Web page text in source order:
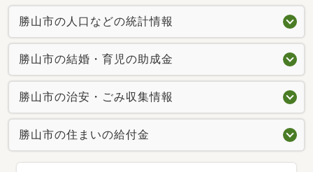
勝山市の人口などの統計情報
勝山市の結婚・育児の助成金
勝山市の治安・ごみ収集情報
勝山市の住まいの給付金